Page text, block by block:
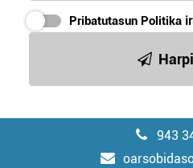
Pribatutasun Politika
943